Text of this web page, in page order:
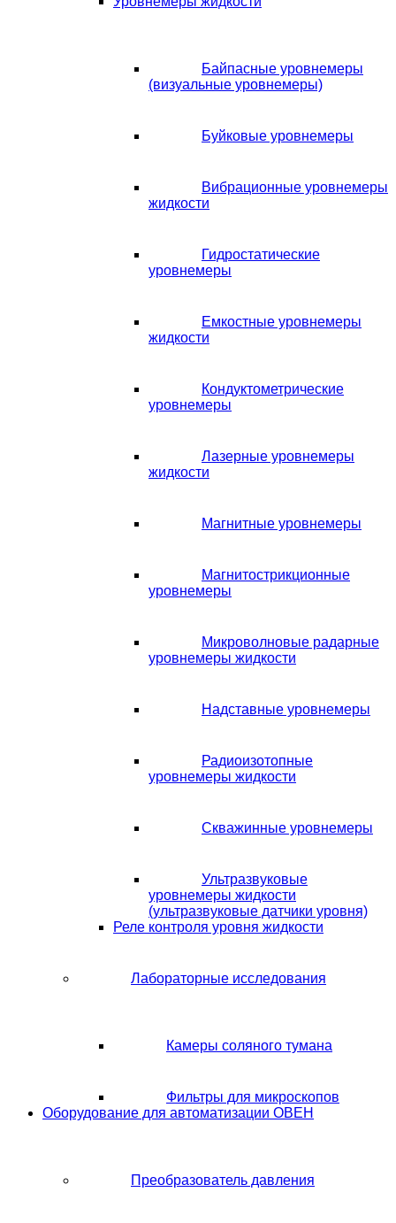
Байпасные уровнемеры
(визуальные уровнемеры)
Буйковые уровнемеры
Вибрационные уровнемеры
жидкости
Гидростатические
уровнемеры
Емкостные уровнемеры
жидкости
Кондуктометрические
уровнемеры
Лазерные уровнемеры
жидкости
Магнитные уровнемеры
Магнитострикционные
уровнемеры
Микроволновые радарные
уровнемеры жидкости
Надставные уровнемеры
Радиоизотопные
уровнемеры жидкости
Скважинные уровнемеры
Ультразвуковые
уровнемеры жидкости
(ультразвуковые датчики уровня)
Реле контроля уровня жидкости
Лабораторные исследования
Камеры соляного тумана
Фильтры для микроскопов
Оборудование для автоматизации ОВЕН
Преобразователь давления